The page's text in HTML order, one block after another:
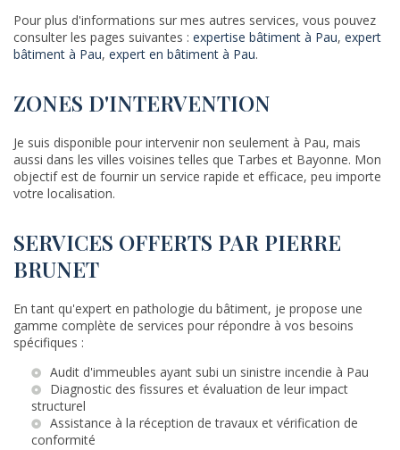
Pour plus d'informations sur mes autres services, vous pouvez
consulter les pages suivantes : expertise bâtiment à Pau, expert
bâtiment à Pau, expert en bâtiment à Pau.
ZONES D'INTERVENTION
Je suis disponible pour intervenir non seulement à Pau, mais
aussi dans les villes voisines telles que Tarbes et Bayonne. Mon
objectif est de fournir un service rapide et efficace, peu importe
votre localisation.
SERVICES OFFERTS PAR PIERRE
BRUNET
En tant qu'expert en pathologie du bâtiment, je propose une
gamme complète de services pour répondre à vos besoins
spécifiques :
Audit d'immeubles ayant subi un sinistre incendie à Pau
Diagnostic des fissures et évaluation de leur impact
structurel
Assistance à la réception de travaux et vérification de
conformité